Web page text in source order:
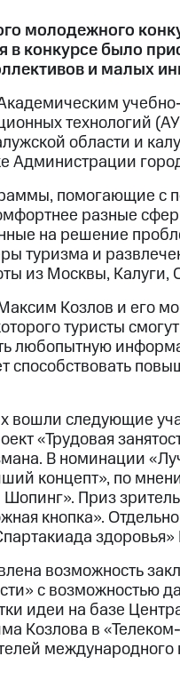
молодежного
в конкурсе было
и малых
технологий
области и
Администрации
помогающие
разные
на решение
туризма и
из Москвы, Калуги,
Козлов и его
туристы
любопытную
вошли следующие
«Трудовая
В номинации
концепт», по
Приз
кнопка».
возможность
с возможностью
идеи на базе
Козлова в